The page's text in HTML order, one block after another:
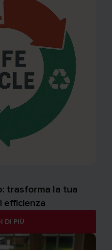
trasforma la tua
efficienza
DI PIÙ